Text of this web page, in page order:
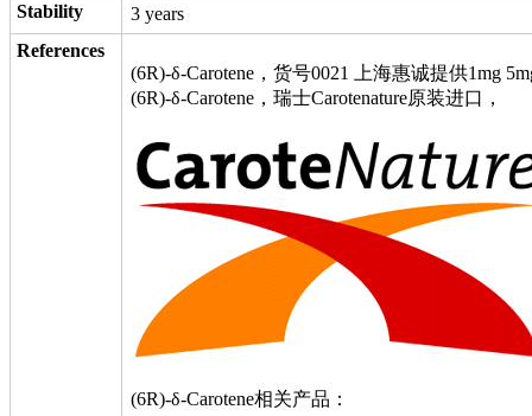
Stability
3 years
References
(6R)‐δ‐Carotene，货号0021 上海惠诚提供1mg
(6R)‐δ‐Carotene，瑞士Carotenature原装进口，
(6R)‐δ‐Carotene相关产品：